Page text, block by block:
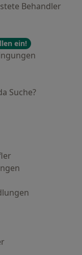
Behandler
ein!
Suche?